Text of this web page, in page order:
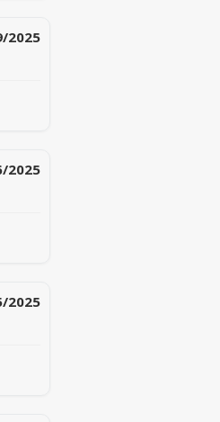
2025
2025
2025